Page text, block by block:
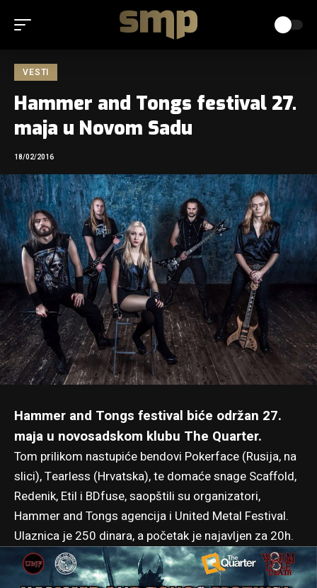
VESTI
Hammer and Tongs festival 27.
maja u Novom Sadu
18/02/2016
Hammer and Tongs festival biće održan 27.
maja u novosadskom klubu The Quarter.
Tom prilikom nastupiće bendovi Pokerface (Rusija, na
slici), Tearless (Hrvatska), te domaće snage Scaffold,
Redenik, Etil i BDfuse, saopštili su organizatori,
Hammer and Tongs agencija i United Metal Festival.
Ulaznica je 250 dinara, a početak je najavljen za 20h.